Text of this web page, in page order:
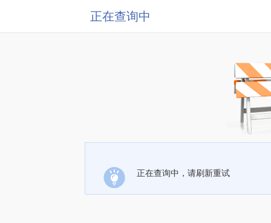
正在查询中
正在查询中，请刷新重试